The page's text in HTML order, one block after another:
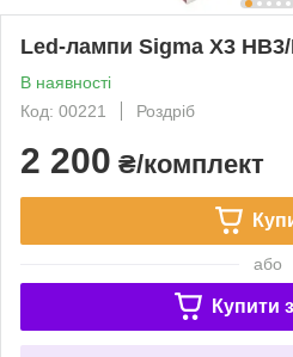
Led-лампи Sigma X3
В наявності
Код: 00221
Роздріб
2 200 ₴/комплект
або
Купити з